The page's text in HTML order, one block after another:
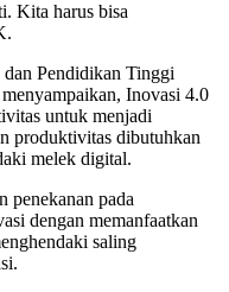
Kita harus bisa
Pendidikan Tinggi
Inovasi 4.0
untuk menjadi
produktivitas dibutuhkan
melek digital.
penekanan pada
dengan memanfaatkan
saling